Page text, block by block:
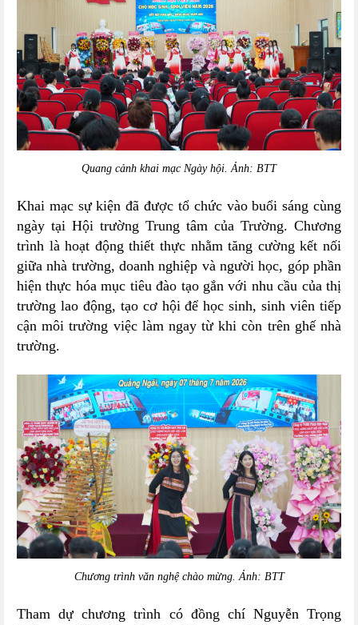
Quang cảnh khai mạc Ngày hội.Ảnh: BTT
Khai mạc sự kiện đã được tổ chức vào buổi sáng cùng
ngày tại Hội trường Trung tâm của Trường. Chương
trình là hoạt động thiết thực nhằm tăng cường kết nối
giữa nhà trường, doanh nghiệp và người học, góp phần
hiện thực hóa mục tiêu đào tạo gắn với nhu cầu của thị
trường lao động, tạo cơ hội để học sinh, sinh viên tiếp
cận môi trường việc làm ngay từ khi còn trên ghế nhà
trường.
Chương trình văn nghệ chào mừng. Ảnh: BTT
Tham dự chương trình có đồng chí Nguyễn Trọng